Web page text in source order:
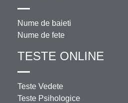
Nume de baieti
Nume de fete
TESTE ONLINE
Teste Vedete
Teste Psihologice